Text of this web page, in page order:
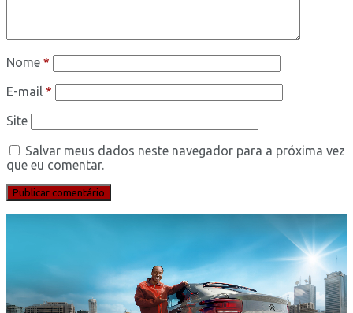
Nome *
E-mail *
Site
Salvar meus dados neste navegador para a próxima vez
que eu comentar.